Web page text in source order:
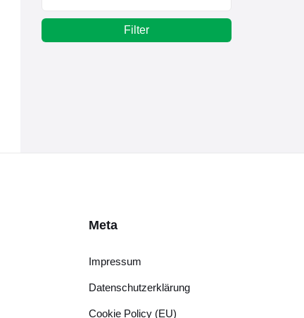
Filter
Meta
Impressum
Datenschutzerklärung
Cookie Policy (EU)